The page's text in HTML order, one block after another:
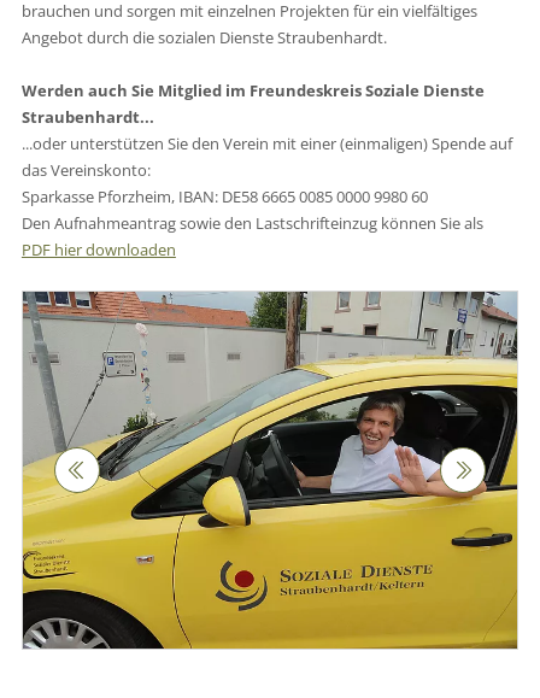
brauchen und sorgen mit einzelnen Projekten für ein vielfältiges
Angebot durch die sozialen Dienste Straubenhardt.
Werden auch Sie Mitglied im Freundeskreis Soziale Dienste
Straubenhardt...
...oder unterstützen Sie den Verein mit einer (einmaligen) Spende auf
das Vereinskonto:
Sparkasse Pforzheim, IBAN: DE58 6665 0085 0000 9980 60
Den Aufnahmeantrag sowie den Lastschrifteinzug können Sie als
PDF hier downloaden